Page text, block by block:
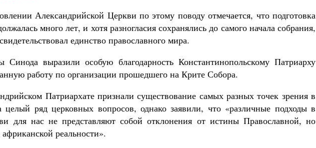
Александрийской Церкви по этому поводу отмечается, что подготовка
много лет, и хотя разногласия сохранялись до самого начала собрания,
единство православного мира.
выразили особую благодарность Константинопольскому Патриарху
работу по организации прошедшего на Крите Собора.
Патриархате признали существование самых разных точек зрения в
целый ряд церковных вопросов, однако заявили, что «различные подходы в
для нас не представляют собой отклонения от истины Православной, но
реальности».